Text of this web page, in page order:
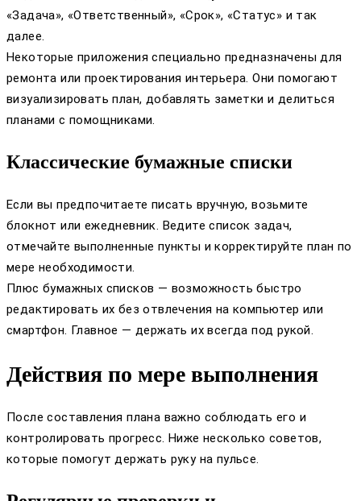
«Задача», «Ответственный», «Срок», «Статус» и так
далее.
Некоторые приложения специально предназначены для
ремонта или проектирования интерьера. Они помогают
визуализировать план, добавлять заметки и делиться
планами с помощниками.
Классические бумажные списки
Если вы предпочитаете писать вручную, возьмите
блокнот или ежедневник. Ведите список задач,
отмечайте выполненные пункты и корректируйте план по
мере необходимости.
Плюс бумажных списков — возможность быстро
редактировать их без отвлечения на компьютер или
смартфон. Главное — держать их всегда под рукой.
Действия по мере выполнения
После составления плана важно соблюдать его и
контролировать прогресс. Ниже несколько советов,
которые помогут держать руку на пульсе.